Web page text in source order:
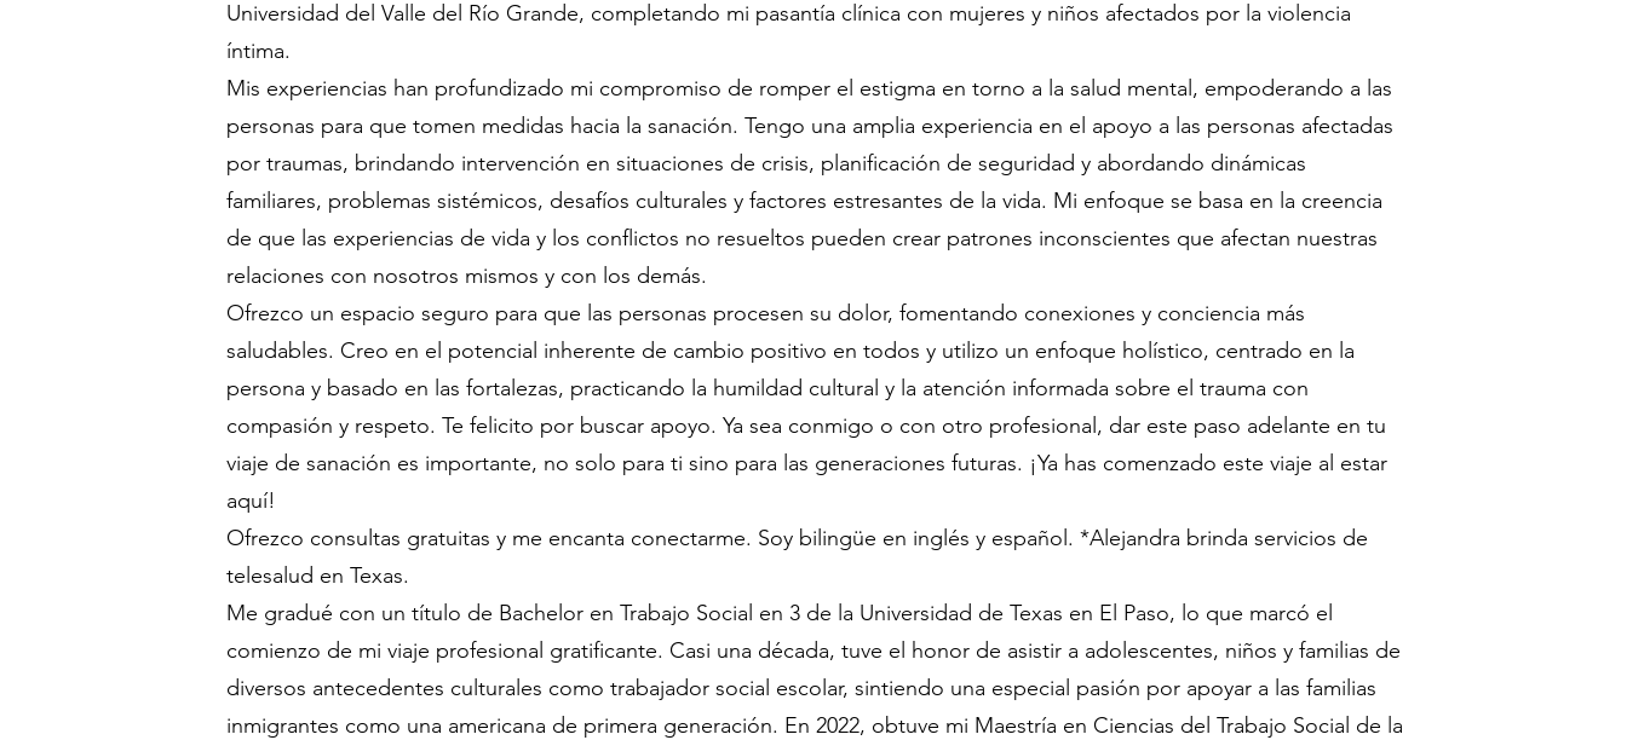
Universidad del Valle del Río Grande, completando mi pasantía clínica con mujeres y niños afectados por la violencia
íntima.
Mis experiencias han profundizado mi compromiso de romper el estigma en torno a la salud mental, empoderando a las
personas para que tomen medidas hacia la sanación. Tengo una amplia experiencia en el apoyo a las personas afectadas
por traumas, brindando intervención en situaciones de crisis, planificación de seguridad y abordando dinámicas
familiares, problemas sistémicos, desafíos culturales y factores estresantes de la vida. Mi enfoque se basa en la creencia
de que las experiencias de vida y los conflictos no resueltos pueden crear patrones inconscientes que afectan nuestras
relaciones con nosotros mismos y con los demás.
Ofrezco un espacio seguro para que las personas procesen su dolor, fomentando conexiones y conciencia más
saludables. Creo en el potencial inherente de cambio positivo en todos y utilizo un enfoque holístico, centrado en la
persona y basado en las fortalezas, practicando la humildad cultural y la atención informada sobre el trauma con
compasión y respeto. Te felicito por buscar apoyo. Ya sea conmigo o con otro profesional, dar este paso adelante en tu
viaje de sanación es importante, no solo para ti sino para las generaciones futuras. ¡Ya has comenzado este viaje al estar
aquí!
Ofrezco consultas gratuitas y me encanta conectarme. Soy bilingüe en inglés y español. *Alejandra brinda servicios de
telesalud en Texas.
Me gradué con un título de Bachelor en Trabajo Social en 3 de la Universidad de Texas en El Paso, lo que marcó el
comienzo de mi viaje profesional gratificante. Casi una década, tuve el honor de asistir a adolescentes, niños y familias de
diversos antecedentes culturales como trabajador social escolar, sintiendo una especial pasión por apoyar a las familias
inmigrantes como una americana de primera generación. En 2022, obtuve mi Maestría en Ciencias del Trabajo Social de la